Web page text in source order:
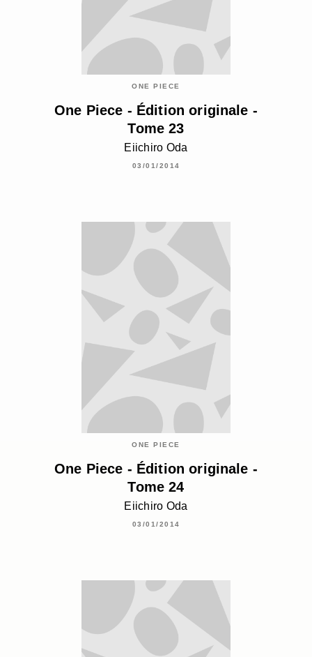
ONE PIECE
One Piece - Édition originale -
Tome 23
Eiichiro Oda
03/01/2014
ONE PIECE
One Piece - Édition originale -
Tome 24
Eiichiro Oda
03/01/2014